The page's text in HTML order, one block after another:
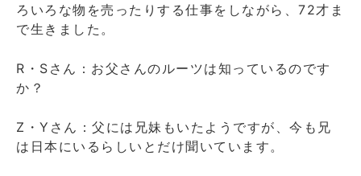
ろいろな物を売ったりする仕事をしながら、72才ま
で生きました。
R・Sさん：お父さんのルーツは知っているのです
か？
Z・Yさん：父には兄妹もいたようですが、今も兄
は日本にいるらしいとだけ聞いています。